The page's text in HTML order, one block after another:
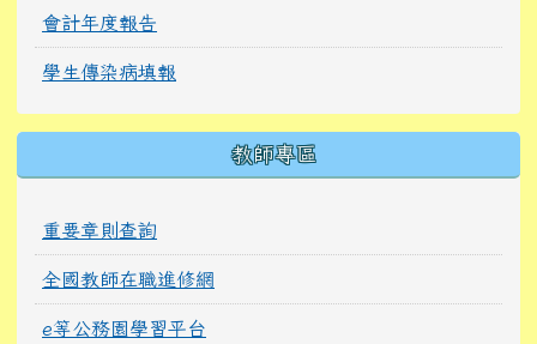
會計年度報告
學生傳染病填報
教師專區
重要章則查詢
全國教師在職進修網
e等公務園學習平台